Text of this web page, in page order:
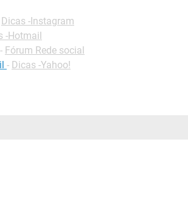
Dicas -Instagram
-Hotmail
- Fórum Rede social
- Dicas -Yahoo!